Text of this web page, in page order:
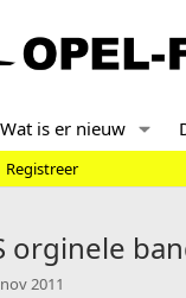
Wat is er nieuw
Registreer
orginele
2011